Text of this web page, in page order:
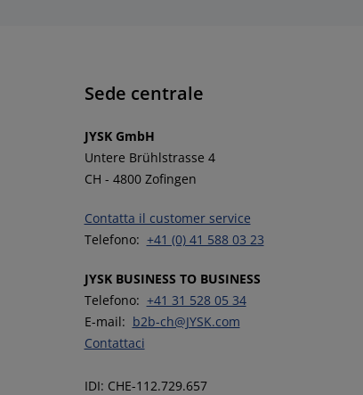
Sede centrale
JYSK GmbH
Untere Brühlstrasse 4
CH - 4800 Zofingen
Contatta il customer service
Telefono: +41 (0) 41 588 03 23
JYSK BUSINESS TO BUSINESS
Telefono: +41 31 528 05 34
E-mail: b2b-ch@JYSK.com
Contattaci
IDI: CHE-112.729.657